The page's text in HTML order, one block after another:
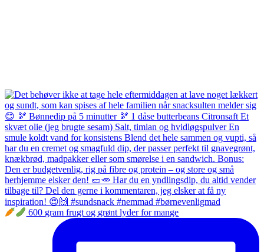
600 gram frugt og grønt lyder for mange